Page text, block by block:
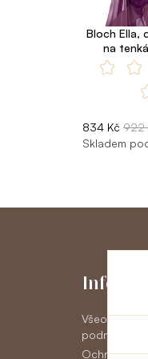
Bloch Ella,
na
834 Kč 922
Skladem
Všeobecné
podmínky
Ochrana